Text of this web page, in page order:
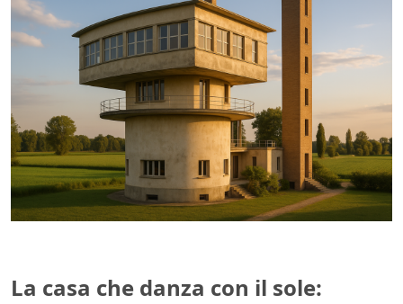
La casa che danza con il sole: